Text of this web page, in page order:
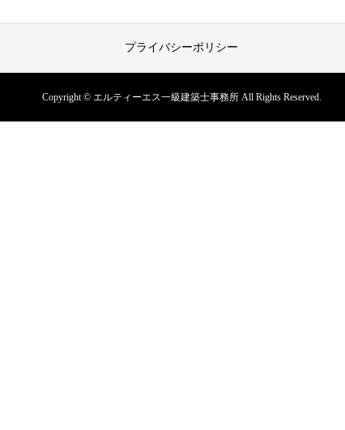
プライバシーポリシー
Copyright © エルティーエス一級建築士事務所 All Rights Reserved.